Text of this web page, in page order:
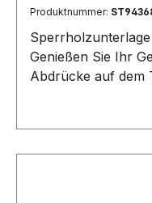
Produktnummer:
Genießen Sie Ihr
Abdrücke auf dem
Produkt aus
wird, können
Druckergebnis